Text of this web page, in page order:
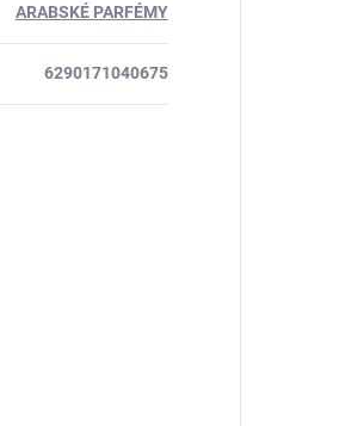
ARABSKÉ PARFÉMY
6290171040675